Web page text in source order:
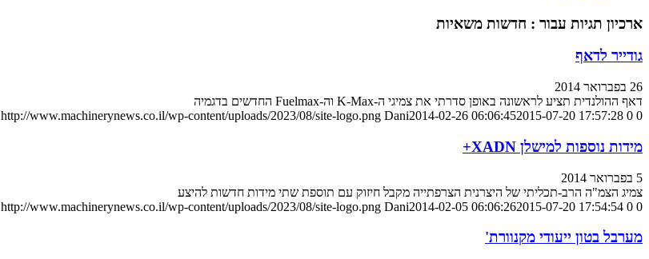
ארכיון תגיות עבור : חדשות משאיות
גודייר לדאף
26 בפברואר 2014
דאף ההולנדית תציע לראשונה באופן סדרתי את צמיגי ה-K-Max וה-Fuelmax החדשים בדגמיה
0
0
http://www.machinerynews.co.il/wp-content/uploads/2023/08/site-logo.png Dani2014-02-26 06:06:452015-07-20 17:57:28
מידות נוספות למישלן XADN+
5 בפברואר 2014
צמיג הצמ"ה הרב-תכליתי של היצרנית הצרפתייה מקבל חיזוק עם תוספת שתי מידות חדשות להיצע
0
0
http://www.machinerynews.co.il/wp-content/uploads/2023/08/site-logo.png Dani2014-02-05 06:06:262015-07-20 17:54:54
מערבל בטון ייעודי מקנוורת'